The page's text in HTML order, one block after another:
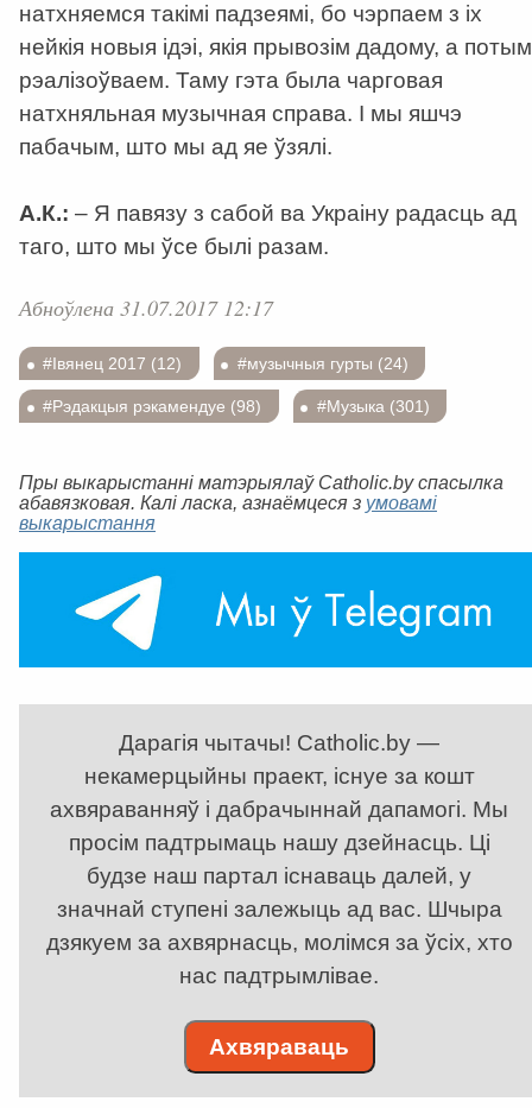
натхняемся такімі падзеямі, бо чэрпаем з іх
нейкія новыя ідэі, якія прывозім дадому, а потым
рэалізоўваем. Таму гэта была чарговая
натхняльная музычная справа. І мы яшчэ
пабачым, што мы ад яе ўзялі.
А.К.: – Я павязу з сабой ва Украіну радасць ад
таго, што мы ўсе былі разам.
Абноўлена 31.07.2017 12:17
#Івянец 2017 (12) #музычныя гурты (24)
#Рэдакцыя рэкамендуе (98) #Музыка (301)
Пры выкарыстанні матэрыялаў Catholic.by спасылка
абавязковая. Калі ласка, азнаёмцеся з умовамі
выкарыстання
Дарагія чытачы! Catholic.by —
некамерцыйны праект, існуе за кошт
ахвяраванняў і дабрачыннай дапамогі. Мы
просім падтрымаць нашу дзейнасць. Ці
будзе наш партал існаваць далей, у
значнай ступені залежыць ад вас. Шчыра
дзякуем за ахвярнасць, молімся за ўсіх, хто
нас падтрымлівае.
Ахвяраваць